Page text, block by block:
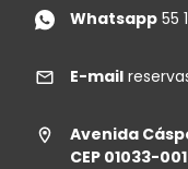
Whatsapp 55
E-mail
Avenida
CEP 01033-001